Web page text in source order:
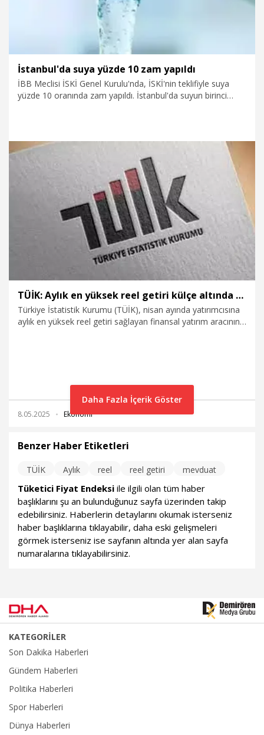
İstanbul'da suya yüzde 10 zam yapıldı
İBB Meclisi İSKİ Genel Kurulu'nda, İSKİ'nin teklifiyle suya
yüzde 10 oranında zam yapıldı. İstanbul'da suyun birinci
Gündem
TÜİK: Aylık en yüksek reel getiri külçe altında gerçekleşti
Türkiye İstatistik Kurumu (TÜİK), nisan ayında yatırımcısına
aylık en yüksek reel getiri sağlayan finansal yatırım aracının
8.05.2025 Ekonomi
Daha Fazla İçerik Göster
Benzer Haber Etiketleri
TÜİK Aylık reel reel getiri mevduat
Tüketici Fiyat Endeksi ile ilgili olan tüm haber
başlıklarını şu an bulunduğunuz sayfa üzerinden takip
edebilirsiniz. Haberlerin detaylarını okumak isterseniz
haber başlıklarına tıklayabilir, daha eski gelişmeleri
görmek isterseniz ise sayfanın altında yer alan sayfa
numaralarına tıklayabilirsiniz.
KATEGORİLER
Son Dakika Haberleri
Gündem Haberleri
Politika Haberleri
Spor Haberleri
Dünya Haberleri